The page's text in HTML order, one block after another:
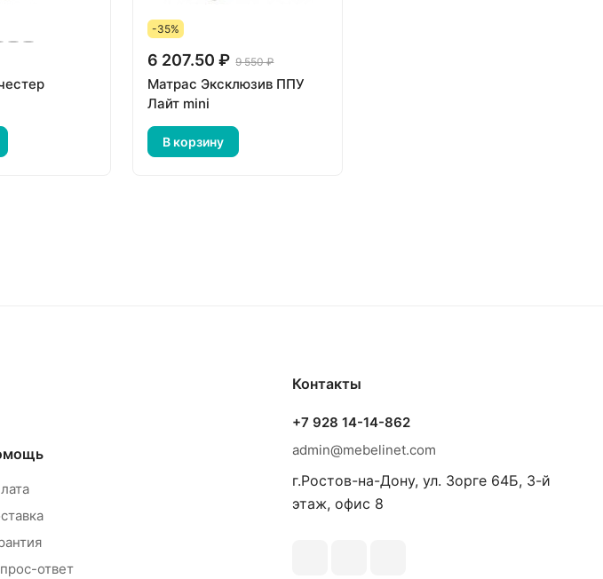
-35%
6 207.50 ₽ 9 550 ₽
Матрас Эксклюзив ППУ
Лайт mini
В корзину
ответ
Контакты
+7 928 14-14-862
admin@mebelinet.com
г.Ростов-на-Дону, ул. Зорге 64Б, 3-й
этаж, офис 8